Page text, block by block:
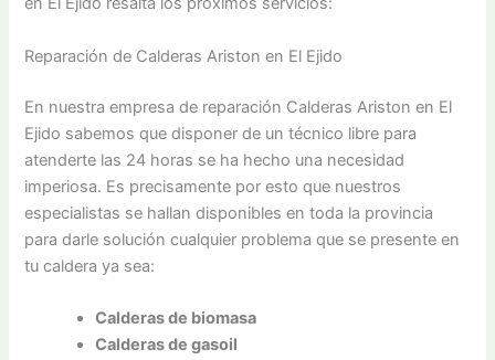
Reparación de Calderas Ariston en El Ejido
En nuestra empresa de reparación Calderas Ariston en El
Ejido sabemos que disponer de un técnico libre para
atenderte las 24 horas se ha hecho una necesidad
imperiosa. Es precisamente por esto que nuestros
especialistas se hallan disponibles en toda la provincia
para darle solución cualquier problema que se presente en
tu caldera ya sea:
Calderas de biomasa
Calderas de gasoil